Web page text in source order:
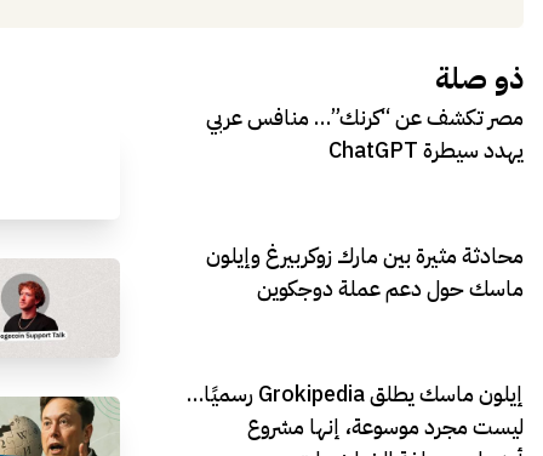
ذو صلة
مصر تكشف عن “كرنك”… منافس عربي
يهدد سيطرة ChatGPT
محادثة مثيرة بين مارك زوكربيرغ وإيلون
ماسك حول دعم عملة دوجكوين
إيلون ماسك يطلق Grokipedia رسميًا…
ليست مجرد موسوعة، إنها مشروع